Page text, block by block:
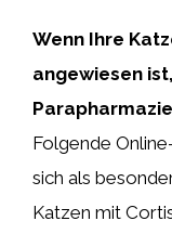
Wenn Ihre
angewiesen
Folgende
sich als
Katzen mit